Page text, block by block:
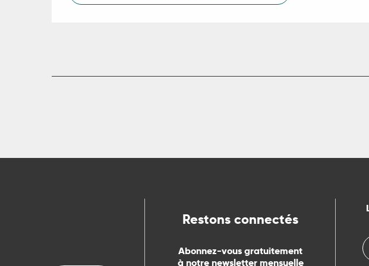
Restons connectés
Abonnez-vous gratuitement
à notre newsletter mensuelle